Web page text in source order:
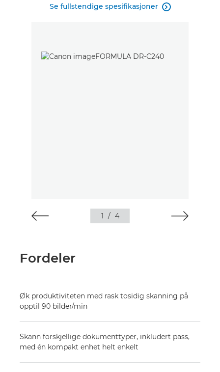
Se fullstendige spesifikasjoner 
1 / 4
Fordeler
Øk produktiviteten med rask tosidig skanning på
opptil 90 bilder/min
Skann forskjellige dokumenttyper, inkludert pass,
med én kompakt enhet helt enkelt